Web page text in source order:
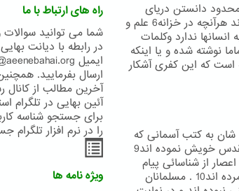
دانستن دریای
بیکران علم و حکمت یزدانی است و بدان معناست که خداوند هرآنچه در خزانه6 علم و
ندارد وکلمات
آن نیستند تماما نوشته شده و یا اینکه
است که این کفری آشکار
شان به کتب آسمانی که
در دست دارند و به استناد برداشتهای نا صوابی که از متون مقدس خویش نموده اند9
از شناسائی پیام
.
مسلمانان
راه های ارتباط با ما
شما می توانید
در رابطه با دیانت
ارسال بفرمایید.
آخرین مطالب از
آئین بهایی در تلگرام
را در نرم افزار تلگرام
ویژه نامه ها